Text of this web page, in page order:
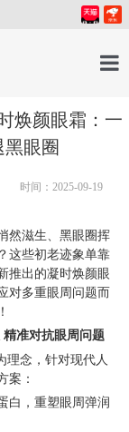
焕颜眼霜：一
眼圈
时间：2025-09-19
然滋生、黑眼圈挥
这些初老迹象单靠
推出的凝时焕颜眼
对多重眼周问题而
精准对抗眼周问题
理念，针对现代人
案：
白，重塑眼周弹润